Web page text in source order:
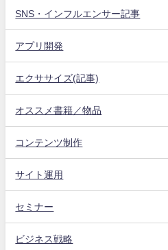
SNS・インフルエンサー記事
アプリ開発
エクササイズ(記事)
オススメ書籍／物品
コンテンツ制作
サイト運用
セミナー
ビジネス戦略